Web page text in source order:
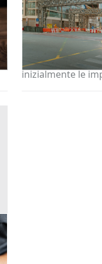
A oggi sono
cui cessione
oltre cinque
accettati dalle
inizialmente le